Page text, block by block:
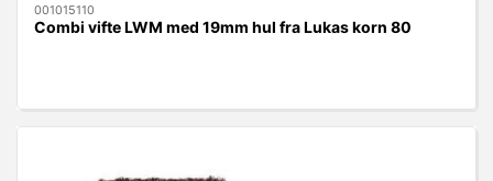
001015110
Combi vifte LWM med 19mm hul fra Lukas korn 80